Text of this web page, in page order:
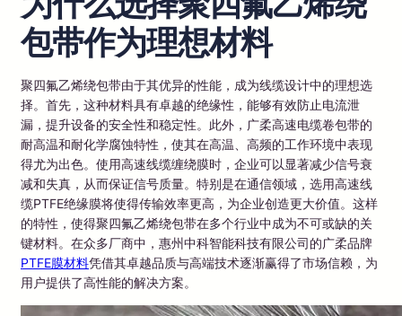
包带作为理想材料
聚四氟乙烯绕包带由于其优异的性能，成为线缆设计中的理想选
择。首先，这种材料具有卓越的绝缘性，能够有效防止电流泄
漏，提升设备的安全性和稳定性。此外，广柔高速电缆卷包带的
耐高温和耐化学腐蚀特性，使其在高温、高频的工作环境中表现
得尤为出色。使用高速线缆缠绕膜时，企业可以显著减少信号衰
减和失真，从而保证信号质量。特别是在通信领域，选用高速线
缆PTFE绝缘膜将使得传输效率更高，为企业创造更大价值。这样
的特性，使得聚四氟乙烯绕包带在多个行业中成为不可或缺的关
键材料。在众多厂商中，惠州中科智能科技有限公司的广柔品牌
PTFE膜材料凭借其卓越品质与高端技术逐渐赢得了市场信赖，为
用户提供了高性能的解决方案。